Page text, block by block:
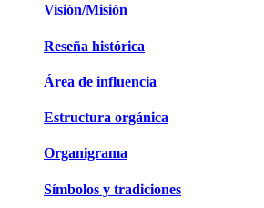
Visión/Misión
Reseña histórica
Área de influencia
Estructura orgánica
Organigrama
Símbolos y tradiciones